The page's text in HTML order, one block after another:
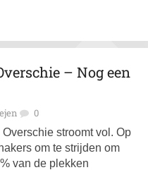
– Nog een
0
stroomt vol. Op
om te strijden om
van de plekken